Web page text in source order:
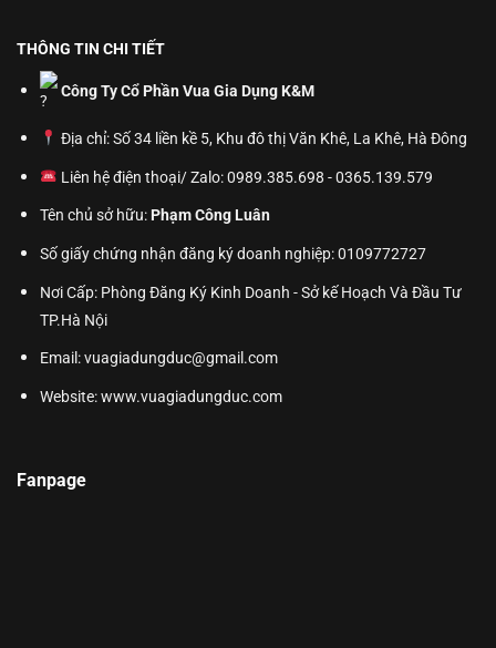
THÔNG TIN CHI TIẾT
Công Ty Cổ Phần Vua Gia Dụng K&M
Địa chỉ: Số 34 liền kề 5, Khu đô thị Văn Khê, La Khê, Hà Đông
Liên hệ điện thoại/ Zalo: 0989.385.698 - 0365.139.579
Tên chủ sở hữu:Phạm Công Luân
Số giấy chứng nhận đăng ký doanh nghiệp: 0109772727
Nơi Cấp: Phòng Đăng Ký Kinh Doanh - Sở kế Hoạch Và Đầu Tư
TP.Hà Nội
Email: vuagiadungduc@gmail.com
Website:www.vuagiadungduc.com
Fanpage